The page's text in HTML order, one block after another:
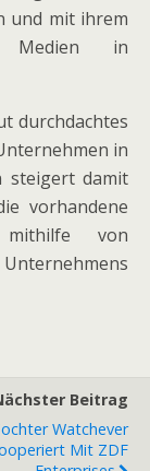
und mit ihrem
Medien in
durchdachtes
in
steigert damit
vorhandene
mithilfe von
Beitrag
Watchever
Mit ZDF